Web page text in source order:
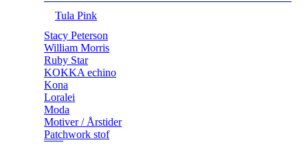
Tula Pink
Stacy Peterson
William Morris
Ruby Star
KOKKA echino
Kona
Loralei
Moda
Motiver / Årstider
Patchwork stof